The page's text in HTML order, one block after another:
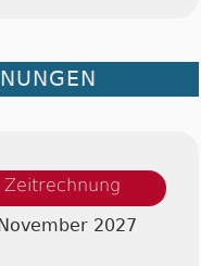
Zeitrechnung
2027